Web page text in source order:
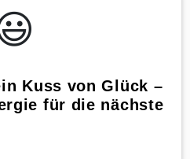
Kuss von Glück –
für die nächste